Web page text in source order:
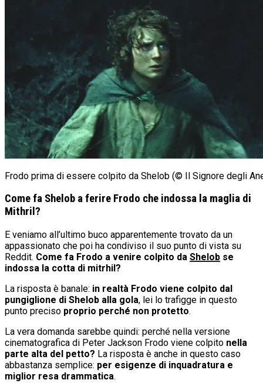
Frodo prima di essere colpito da Shelob (© Il Signore degli
Come fa Shelob a ferire Frodo che indossa la maglia di
Mithril?
E veniamo all’ultimo buco apparentemente trovato da un
appassionato che poi ha condiviso il suo punto di vista su
Reddit. Come fa Frodo a venire colpito da Shelob se
indossa la cotta di mitrhil?
La risposta è banale: in realtà Frodo viene colpito dal
pungiglione di Shelob alla gola, lei lo trafigge in questo
punto preciso proprio perché non protetto.
La vera domanda sarebbe quindi: perché nella versione
cinematografica di Peter Jackson Frodo viene colpito nella
parte alta del petto? La risposta è anche in questo caso
abbastanza semplice: per esigenze di inquadratura e
miglior resa drammatica.